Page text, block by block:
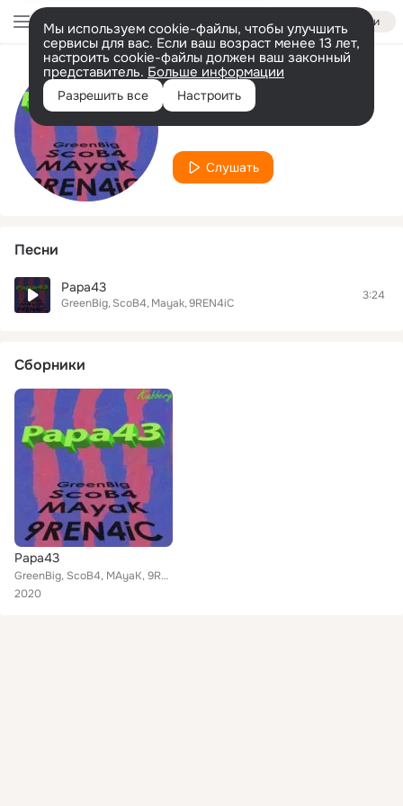
Войти
Мы используем cookie-файлы, чтобы улучшить
сервисы для вас. Если ваш возраст менее 13 лет,
настроить cookie-файлы должен ваш законный
представитель. Больше информации
Разрешить все Настроить
Исполнитель
ScoB4
Слушать
Песни
Papa43
GreenBig ScoB4 Mayak 9REN4iC
3:24
Сборники
Papa43
GreenBig, ScoB4, MAyaK, 9REN4iC
2020